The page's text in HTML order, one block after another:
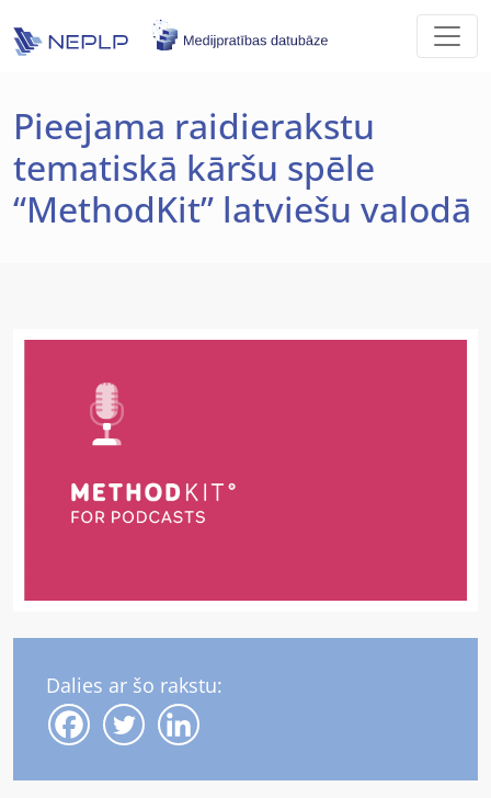
Pieejama raidierakstu
tematiskā kāršu spēle
“MethodKit” latviešu valodā
Dalies ar šo rakstu: